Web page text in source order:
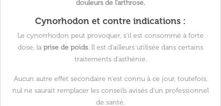
douleurs de l'arthrose.
Cynorhodon et contre indications :
Le cynorrhodon peut provoquer, s'il est consommé à forte
dose, la prise de poids. Il est d'ailleurs utilisée dans certains
traitements d'asthénie.
Aucun autre effet secondaire n'est connu à ce jour, toutefois,
nul ne saurait remplacer les conseils avisés d'un professionnel
de santé.